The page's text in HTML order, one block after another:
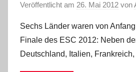
Veröffentlicht am 26. Mai 2012 von
Sechs Länder waren von
Finale des ESC 2012: Neben
Deutschland, Italien,